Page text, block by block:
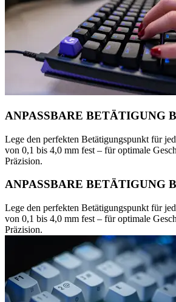
ANPASSBARE BETÄTIGUNG
Lege den perfekten Betätigungspunkt für
von 0,1 bis 4,0 mm fest – für optimale
Präzision.
ANPASSBARE BETÄTIGUNG
Lege den perfekten Betätigungspunkt für
von 0,1 bis 4,0 mm fest – für optimale
Präzision.